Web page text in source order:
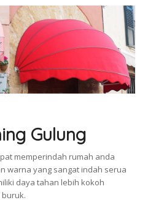
Gulung
memperindah rumah anda
warna yang sangat indah serua
daya tahan lebih kokoh